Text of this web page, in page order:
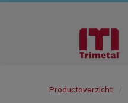
Productoverzicht